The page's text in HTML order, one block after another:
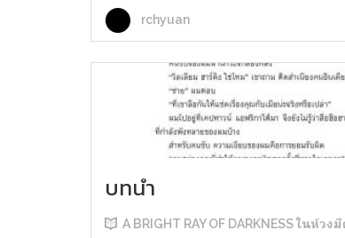
อยู่ในตัว เกิดความรู้สึกอยากฉี่ และแม้ตัวเข
เหยียดตรง ก็มีแต่ความมืดมิดอยู่เบื้องหน้
rchyuan
บทนำ
A BRIGHT RAY OF DARKNESS ในห้วงมืดสนิท